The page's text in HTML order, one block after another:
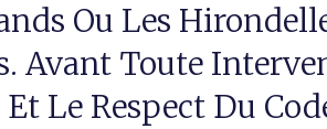
Ou Les
Avant Toute
Le Respect Du